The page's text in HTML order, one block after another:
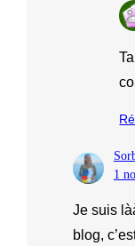
1
Je suis
blog,